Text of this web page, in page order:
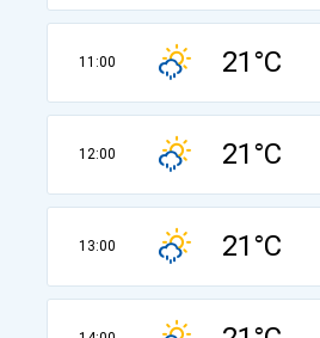
11:00 21°C
12:00 21°C
13:00 21°C